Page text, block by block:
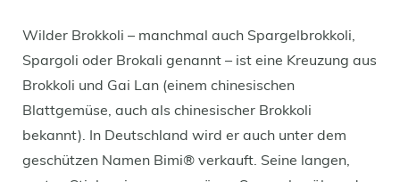
Wilder Brokkoli – manchmal auch Spargelbrokkoli,
Spargoli oder Brokali genannt – ist eine Kreuzung aus
Brokkoli und Gai Lan (einem chinesischen
Blattgemüse, auch als chinesischer Brokkoli
bekannt). In Deutschland wird er auch unter dem
geschützen Namen Bimi® verkauft. Seine langen,